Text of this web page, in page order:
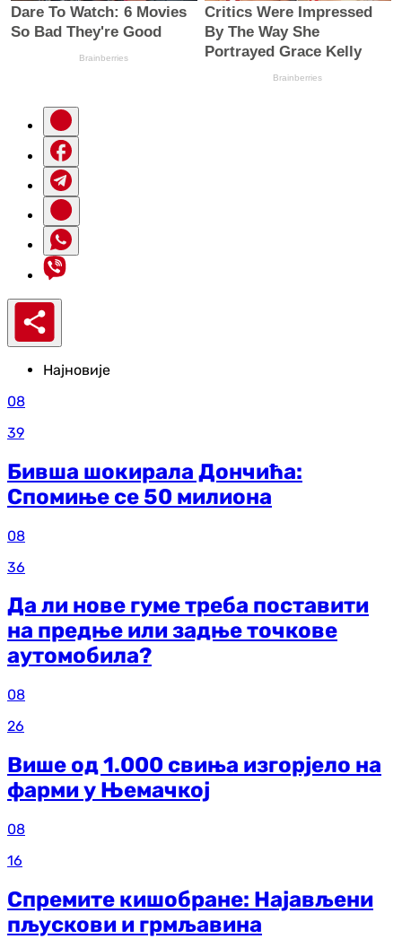
Најновије
08
39
Бивша шокирала Дончића:
Спомиње се 50 милиона
08
36
Да ли нове гуме треба поставити
на предње или задње точкове
аутомобила?
08
26
Више од 1.000 свиња изгорјело на
фарми у Њемачкој
08
16
Спремите кишобране: Најављени
пљускови и грмљавина